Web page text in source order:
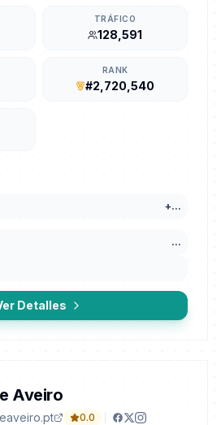
TRÁFICO
128,591
RANK
#2,720,540
+...
...
Detalles
Aveiro
0.0